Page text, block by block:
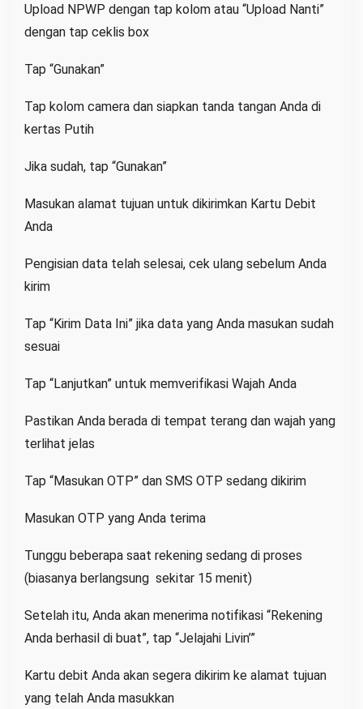
Upload NPWP dengan tap kolom atau “Upload Nanti”
dengan tap ceklis box
Tap “Gunakan”
Tap kolom camera dan siapkan tanda tangan Anda di
kertas Putih
Jika sudah, tap “Gunakan”
Masukan alamat tujuan untuk dikirimkan Kartu Debit
Anda
Pengisian data telah selesai, cek ulang sebelum Anda
kirim
Tap “Kirim Data Ini” jika data yang Anda masukan sudah
sesuai
Tap “Lanjutkan” untuk memverifikasi Wajah Anda
Pastikan Anda berada di tempat terang dan wajah yang
terlihat jelas
Tap “Masukan OTP” dan SMS OTP sedang dikirim
Masukan OTP yang Anda terima
Tunggu beberapa saat rekening sedang di proses
(biasanya berlangsung sekitar 15 menit)
Setelah itu, Anda akan menerima notifikasi “Rekening
Anda berhasil di buat”, tap “Jelajahi Livin’”
Kartu debit Anda akan segera dikirim ke alamat tujuan
yang telah Anda masukkan